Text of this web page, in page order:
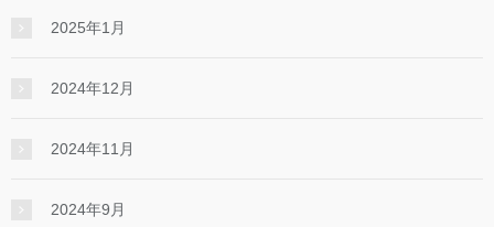
2025年1月
2024年12月
2024年11月
2024年9月